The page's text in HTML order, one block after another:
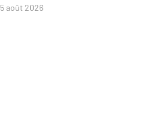
5 août 2026